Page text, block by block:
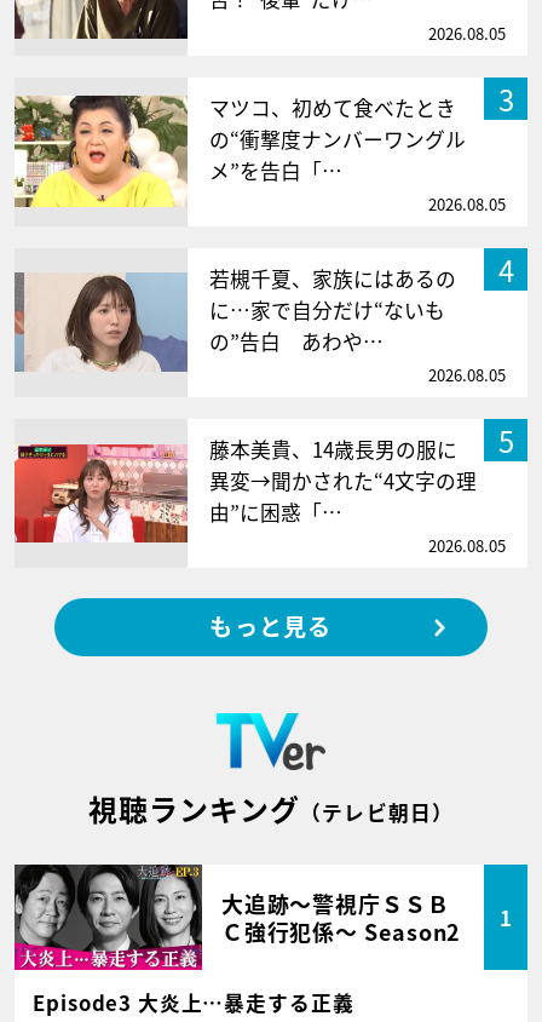
2026.08.05
3
マツコ、初めて食べたとき
の“衝撃度ナンバーワングル
メ”を告白「…
2026.08.05
4
若槻千夏、家族にはあるの
に…家で自分だけ“ないも
の”告白 あわや…
2026.08.05
5
藤本美貴、14歳長男の服に
異変→聞かされた“4文字の理
由”に困惑「…
2026.08.05
もっと見る
視聴ランキング （テレビ朝日）
大追跡～警視庁ＳＳＢ
Ｃ強行犯係～ Season2
1
Episode3 大炎上…暴走する正義